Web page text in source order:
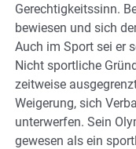
Gerechtigkeitssinn.
bewiesen und sich
Auch im Sport sei er
Nicht sportliche
zeitweise
Weigerung, sich
unterwerfen. Sein
gewesen als ein